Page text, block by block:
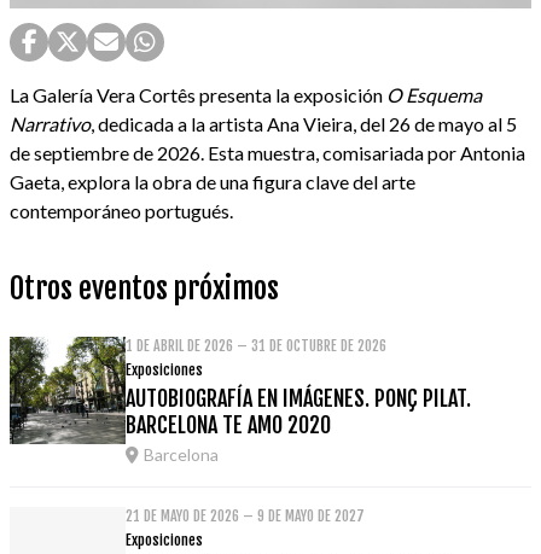
La Galería Vera Cortês presenta la exposición O Esquema
Narrativo, dedicada a la artista Ana Vieira, del 26 de mayo al 5
de septiembre de 2026. Esta muestra, comisariada por Antonia
Gaeta, explora la obra de una figura clave del arte
contemporáneo portugués.
Otros eventos próximos
1 DE ABRIL DE 2026 – 31 DE OCTUBRE DE 2026
Exposiciones
AUTOBIOGRAFÍA EN IMÁGENES. PONÇ PILAT.
BARCELONA TE AMO 2020
Barcelona
21 DE MAYO DE 2026 – 9 DE MAYO DE 2027
Exposiciones